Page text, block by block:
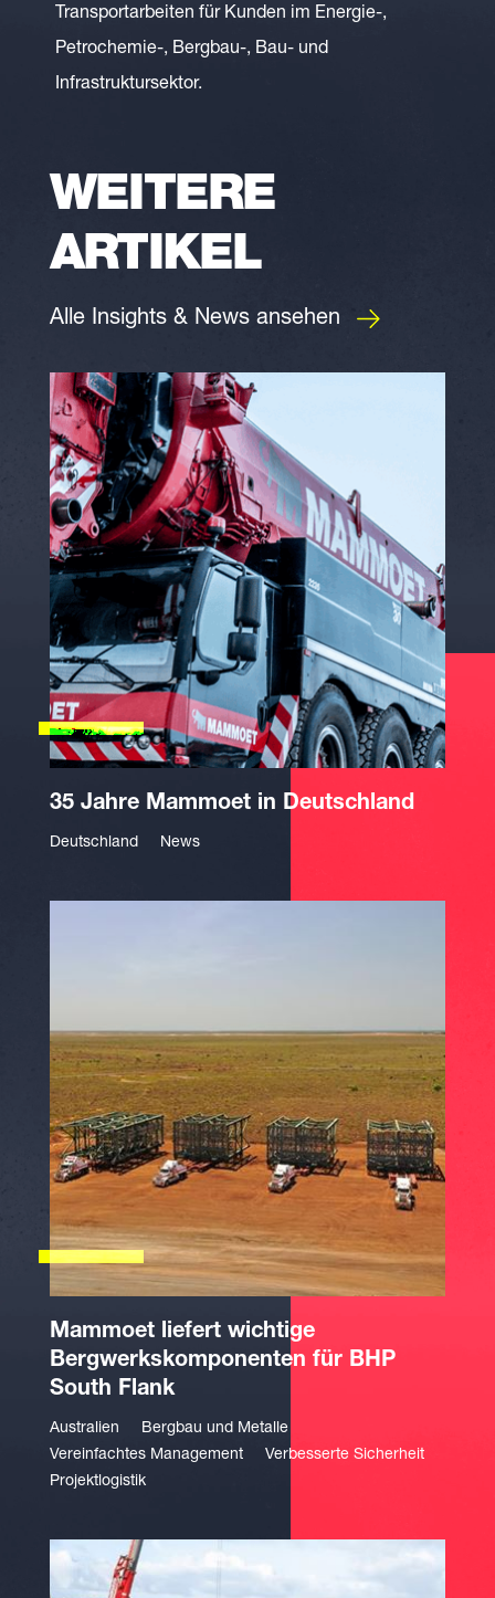
Transportarbeiten für Kunden im Energie-,
Petrochemie-, Bergbau-, Bau- und
Infrastruktursektor.
WEITERE
ARTIKEL
Alle Insights & News ansehen
35 Jahre Mammoet in Deutschland
Deutschland News
Mammoet liefert wichtige
Bergwerkskomponenten für BHP
South Flank
Australien
Bergbau und Metalle
Vereinfachtes Management
Verbesserte Sicherheit
Projektlogistik